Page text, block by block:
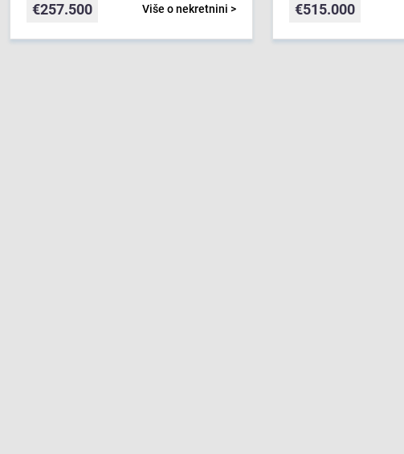
Više o nekretnini >
€257.500 €515.000